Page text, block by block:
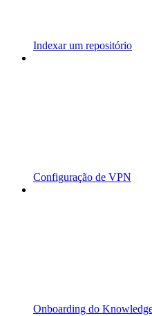
Indexar um repositório
Configuração de VPN
Onboarding do